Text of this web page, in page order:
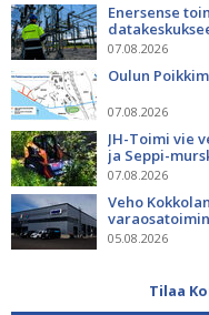
Enersense
07.08.2026
Oulun
07.08.2026
JH-Toimi vie
ja Seppi-
07.08.2026
Veho
05.08.2026
Tilaa